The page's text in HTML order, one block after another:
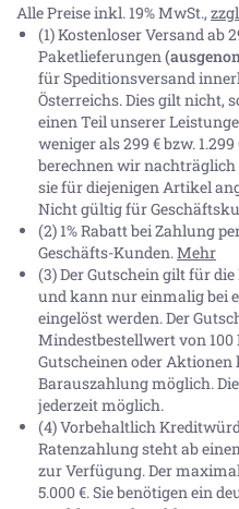
Alle Preise inkl. 19% MwSt.,
(1) Kostenloser Versand ab
Paketlieferungen
für Speditionsversand
Österreichs. Dies gilt nicht,
einen Teil unserer
weniger als 299 € bzw.
berechnen wir nachträglich
sie für diejenigen Artikel
Nicht gültig für
(2) 1% Rabatt bei Zahlung
Geschäfts-Kunden.Mehr
(3) Der Gutschein gilt für
und kann nur einmalig bei
eingelöst werden. Der
Mindestbestellwert von
Gutscheinen oder Aktionen
Barauszahlung möglich.
jederzeit möglich.
(4) Vorbehaltlich
Ratenzahlung steht ab
zur Verfügung. Der
5.000 €. Sie benötigen ein